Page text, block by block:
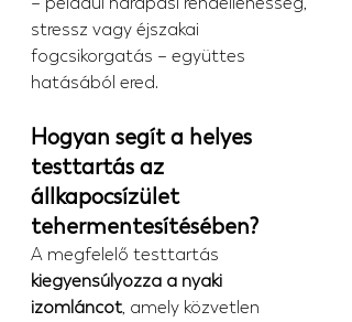
stressz vagy éjszakai
fogcsikorgatás – együttes
hatásából ered.
Hogyan segít a helyes
testtartás az
állkapocsízület
tehermentesítésében?
A megfelelő testtartás
kiegyensúlyozza a nyaki
izomláncot, amely közvetlen